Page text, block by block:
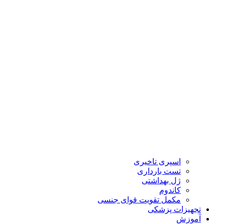
اسپری تاخیری
تست بارداری
ژل بهداشتی
کاندوم
مکمل تقویت قوای جنسی
تجهیزات پزشکی
آموزش